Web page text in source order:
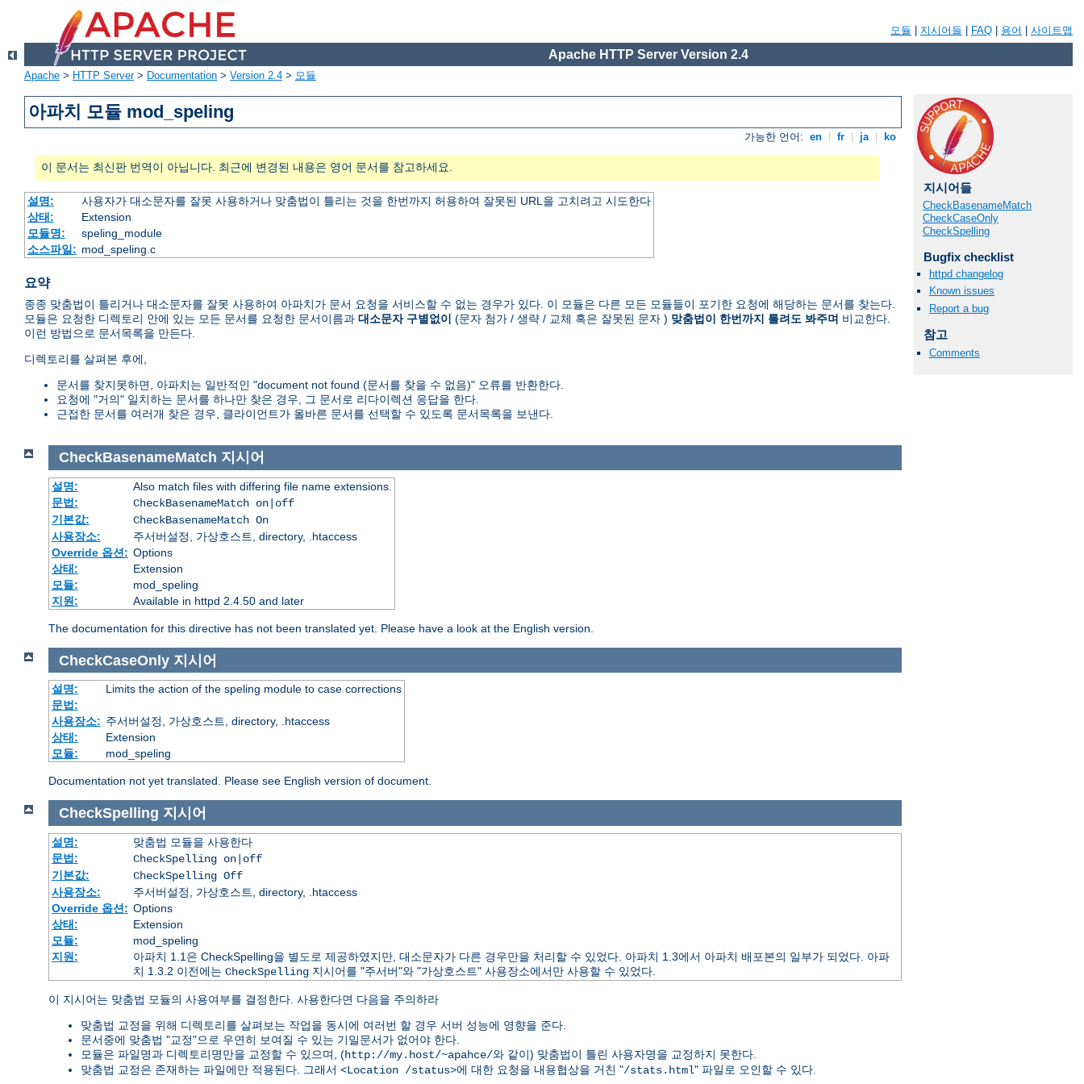
모듈 지시어들 FAQ 용어 사이트맵
Apache HTTP Server Version 2.4
Apache > HTTP Server> Documentation > Version 2.4 > 모듈
아파치 모듈 mod_speling
가능한 언어: en fr ja ko
이 문서는 최신판 번역이 아닙니다. 최근에 변경된 내용은 영어 문서를 참고하세요.
설명:
사용자가 대소문자를 잘못 사용하거나 맞춤법이 틀리는 것을 한번까지 허용하여 잘못된 URL을 고치려고 시도한다
상태:
Extension
모듈명:
speling_module
소스파일: mod_speling.c
요약
종종 맞춤법이 틀리거나 대소문자를 잘못 사용하여 아파치가 문서 요청을 서비스할 수 없는 경우가 있다. 이 모듈은 다른 모든 모듈들이 포기한 요청에 해당하는 문서를 찾는다.
모듈은 요청한 디렉토리 안에 있는 모든 문서를 요청한 문서이름과 대소문자 구별없이 (문자 첨가 / 생략 / 교체 혹은 잘못된 문자 ) 맞춤법이 한번까지 틀려도 봐주며 비교한다.
이런 방법으로 문서목록을 만든다.
디렉토리를 살펴본 후에,
문서를 찾지못하면, 아파치는 일반적인 "document not found (문서를 찾을 수 없음)" 오류를 반환한다.
요청에 "거의" 일치하는 문서를 하나만 찾은 경우, 그 문서로 리다이렉션 응답을 한다.
근접한 문서를 여러개 찾은 경우, 클라이언트가 올바른 문서를 선택할 수 있도록 문서목록을 보낸다.
지시어들
CheckBasenameMatch
CheckCaseOnly
CheckSpelling
Bugfix checklist
httpd changelog
Known issues
Report a bug
참고
Comments
CheckBasenameMatch 지시어
설명:
Also match files with differing file name extensions.
문법:
CheckBasenameMatch on|off
기본값:
CheckBasenameMatch On
사용장소:
주서버설정, 가상호스트, directory, .htaccess
Override 옵션: Options
상태:
Extension
모듈:
mod_speling
지원:
Available in httpd 2.4.50 and later
The documentation for this directive has not been translated yet. Please have a look at the English version.
CheckCaseOnly 지시어
설명:
Limits the action of the speling module to case corrections
문법:
사용장소: 주서버설정, 가상호스트, directory, .htaccess
상태:
Extension
모듈:
mod_speling
Documentation not yet translated. Please see English version of document.
CheckSpelling 지시어
설명:
맞춤법 모듈을 사용한다
문법:
CheckSpelling on|off
기본값:
CheckSpelling Off
사용장소:
주서버설정, 가상호스트, directory, .htaccess
Override 옵션: Options
상태:
Extension
모듈:
mod_speling
지원:
아파치 1.1은 CheckSpelling을 별도로 제공하였지만, 대소문자가 다른 경우만을 처리할 수 있었다. 아파치 1.3에서 아파치 배포본의 일부가 되었다. 아파
치 1.3.2 이전에는 CheckSpelling지시어를 "주서버"와 "가상호스트" 사용장소에서만 사용할 수 있었다.
이 지시어는 맞춤법 모듈의 사용여부를 결정한다. 사용한다면 다음을 주의하라
맞춤법 교정을 위해 디렉토리를 살펴보는 작업을 동시에 여러번 할 경우 서버 성능에 영향을 준다.
문서중에 맞춤법 "교정"으로 우연히 보여질 수 있는 기밀문서가 없어야 한다.
모듈은 파일명과 디렉토리명만을 교정할 수 있으며, (http://my.host/~apahce/와 같이) 맞춤법이 틀린 사용자명을 교정하지 못한다.
맞춤법 교정은 존재하는 파일에만 적용된다. 그래서 <Location /status>에 대한 요청을 내용협상을 거친 "/stats.html" 파일로 오인할 수 있다.